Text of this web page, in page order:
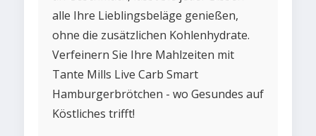
alle Ihre Lieblingsbeläge genießen,
ohne die zusätzlichen Kohlenhydrate.
Verfeinern Sie Ihre Mahlzeiten mit
Tante Mills Live Carb Smart
Hamburgerbrötchen - wo Gesundes auf
Köstliches trifft!